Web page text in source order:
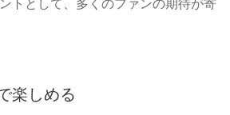
トとして、多くのファンの期待が寄
楽しめる